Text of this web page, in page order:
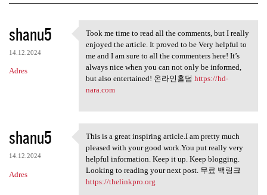
K
o
m
e
r
z
e
shanu5
14.12.2024
Adres
Took me time to read all the
Took me time to read all the comments, but I really
enjoyed the article. It proved to be Very helpful to
me and I am sure to all the commenters here! It’s
always nice when you can not only be informed,
but also entertained! 온라인홀덤 https://hd-
nara.com
shanu5
14.12.2024
Adres
This is a great inspiring
This is a great inspiring article.I am pretty much
pleased with your good work.You put really very
helpful information. Keep it up. Keep blogging.
Looking to reading your next post. 무료 백링크
https://thelinkpro.org